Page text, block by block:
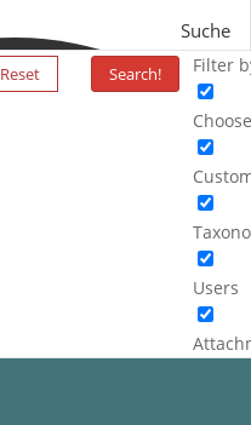
Suche
Reset Search! Filter
Users